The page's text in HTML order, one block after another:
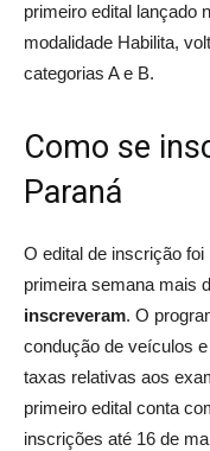
primeiro edital lançado
modalidade Habilita,
categorias A e B.
Como se
Paraná
O edital de inscrição
primeira semana mais
inscreveram. O
condução de veículos
taxas relativas aos
primeiro edital conta
inscrições até 16 de